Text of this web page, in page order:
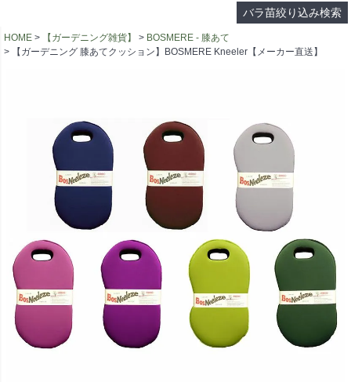
バラ苗絞り込み検索
HOME 【ガーデニング雑貨】
BOSMERE - 膝あて
【ガーデニング 膝あてクッション】BOSMERE Kneeler【メーカー直送】